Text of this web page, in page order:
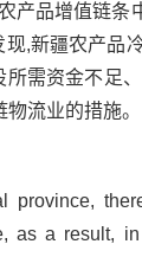
产品增值链
,新疆农产品
需资金不足
流业的措施。
province,
as a result,